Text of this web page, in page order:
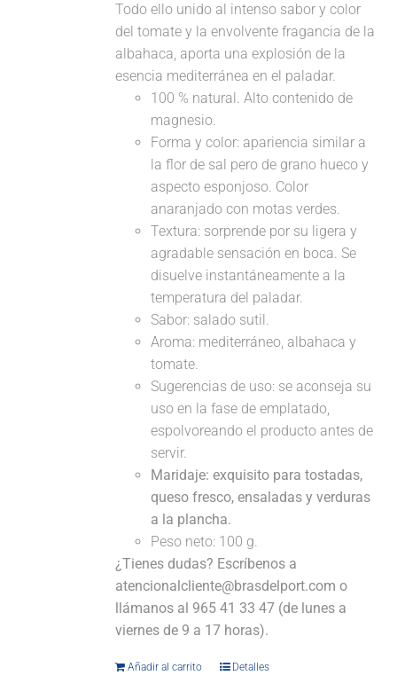
Todo ello unido al intenso sabor y color
del tomate y la envolvente fragancia de la
albahaca, aporta una explosión de la
esencia mediterránea en el paladar.
100 % natural. Alto contenido de
magnesio.
Forma y color: apariencia similar a
la flor de sal pero de grano hueco y
aspecto esponjoso. Color
anaranjado con motas verdes.
Textura: sorprende por su ligera y
agradable sensación en boca. Se
disuelve instantáneamente a la
temperatura del paladar.
Sabor: salado sutil.
Aroma: mediterráneo, albahaca y
tomate.
Sugerencias de uso: se aconseja su
uso en la fase de emplatado,
espolvoreando el producto antes de
servir.
Maridaje: exquisito para tostadas,
queso fresco, ensaladas y verduras
a la plancha.
Peso neto: 100 g.
¿Tienes dudas? Escríbenos a
atencionalcliente@brasdelport.com o
llámanos al 965 41 33 47 (de lunes a
viernes de 9 a 17 horas).
Añadir al carrito Detalles